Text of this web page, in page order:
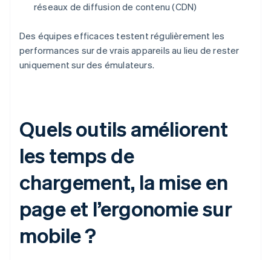
réseaux de diffusion de contenu (CDN)
Des équipes efficaces testent régulièrement les
performances sur de vrais appareils au lieu de rester
uniquement sur des émulateurs.
Quels outils améliorent
les temps de
chargement, la mise en
page et l’ergonomie sur
mobile ?